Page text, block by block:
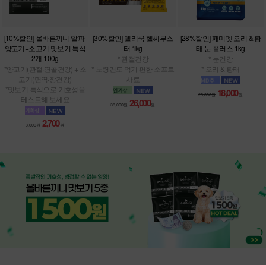
[10%할인] 올바른끼니 알파-
양고기+소고기 맛보기 특식
2개 100g
*양고기(관절·연골건강) + 소
고기(면역·장건강)
*맛보기 특식으로 기호성을
테스트해 보세요
3,000원 2,700 원
[30%할인] 델리쿡 헬씨부스
터 1kg
* 관절건강
* 노령견도 먹기 편한 소프트
사료
38,000원 26,000원
[28%할인] 패미펫 오리 & 황
태 눈 플러스 1kg
* 눈건강
* 오리 & 황태
25,000원 18,000 원